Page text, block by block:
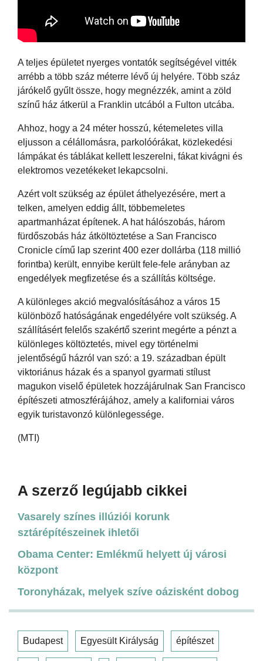
A teljes épületet nyerges vontatók segítségével vitték
arrébb a több száz méterre lévő új helyére. Több száz
járókelő gyűlt össze, hogy megnézzék, amint a zöld
színű ház átkerül a Franklin utcából a Fulton utcába.
Ahhoz, hogy a 24 méter hosszú, kétemeletes villa
eljusson a célállomásra, parkolóórákat, közlekedési
lámpákat és táblákat kellett leszerelni, fákat kivágni és
elektromos vezetékeket lekapcsolni.
Azért volt szükség az épület áthelyezésére, mert a
telken, amelyen eddig állt, többemeletes
apartmanházat építenek. A hat hálószobás, három
fürdőszobás ház átköltöztetése a San Francisco
Cronicle című lap szerint 400 ezer dollárba (118 millió
forintba) került, ennyibe került fele-fele arányban az
engedélyek megfizetése és a szállítás költsége.
A különleges akció megvalósításához a város 15
különböző hatóságának engedélyére volt szükség. A
szállításért felelős szakértő szerint megérte a pénzt a
különleges költöztetés, mivel egy történelmi
jelentőségű házról van szó: a 19. században épült
viktoriánus házak és a spanyol gyarmati stílust
magukon viselő épületek hozzájárulnak San Francisco
építészeti atmoszférájához, amely a kaliforniai város
egyik turistavonzó különlegessége.
(MTI)
A szerző legújabb cikkei
Vasarely színes illúziói korunk
sztárépítészeinek ihletői
Obama Center: Emlékmű helyett új városi
központ
Toronyházak, melyek szíve oázisként dobog
Budapest Egyesült Királyság építészet